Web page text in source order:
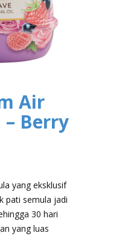
Air
– Berry
yang eksklusif
pati semula jadi
30 hari
yang luas